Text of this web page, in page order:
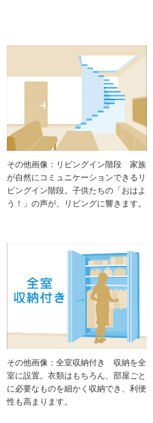
その他画像：リビングイン階段 家族
が自然にコミュニケーションできるリ
ビングイン階段。子供たちの「おはよ
う！」の声が、リビングに響きます。
その他画像：全室収納付き 収納を全
室に設置。衣類はもちろん、部屋ごと
に必要なものを細かく収納でき、利便
性も高まります。